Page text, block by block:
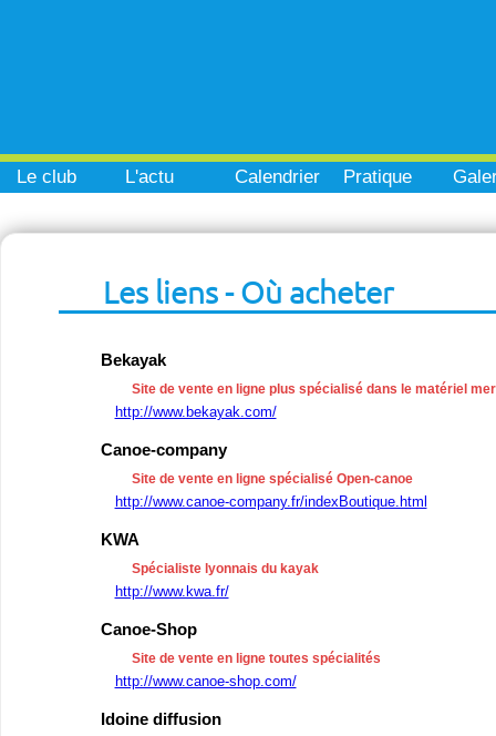
Le club L'actu Calendrier Pratique
Les liens - Où acheter
Bekayak
Site de vente en ligne plus spécialisé dans le matériel mer
http://www.bekayak.com/
Canoe-company
Site de vente en ligne spécialisé Open-canoe
http://www.canoe-company.fr/indexBoutique.html
KWA
Spécialiste lyonnais du kayak
http://www.kwa.fr/
Canoe-Shop
Site de vente en ligne toutes spécialités
http://www.canoe-shop.com/
Idoine diffusion